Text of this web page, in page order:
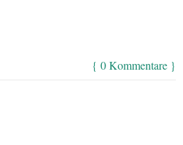
{ 0 Kommentare }